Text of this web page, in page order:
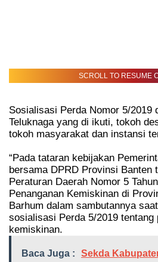
SCROLL TO RESUME
Sosialisasi Perda Nomor 5/2019
Teluknaga yang di ikuti, tokoh
tokoh masyarakat dan instansi
“Pada tataran kebijakan
bersama DPRD Provinsi Banten
Peraturan Daerah Nomor 5
Penanganan Kemiskinan di
Barhum dalam sambutannya
sosialisasi Perda 5/2019 tentang
kemiskinan.
Baca Juga :
Sekda